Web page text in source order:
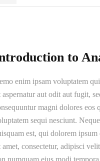
to
enim ipsam voluptatem
aspernatur aut odit aut fugit,
magni dolores eos
sequi nesciunt.
est, qui dolorem
amet, consectetur, adipisci
numquam eius modi